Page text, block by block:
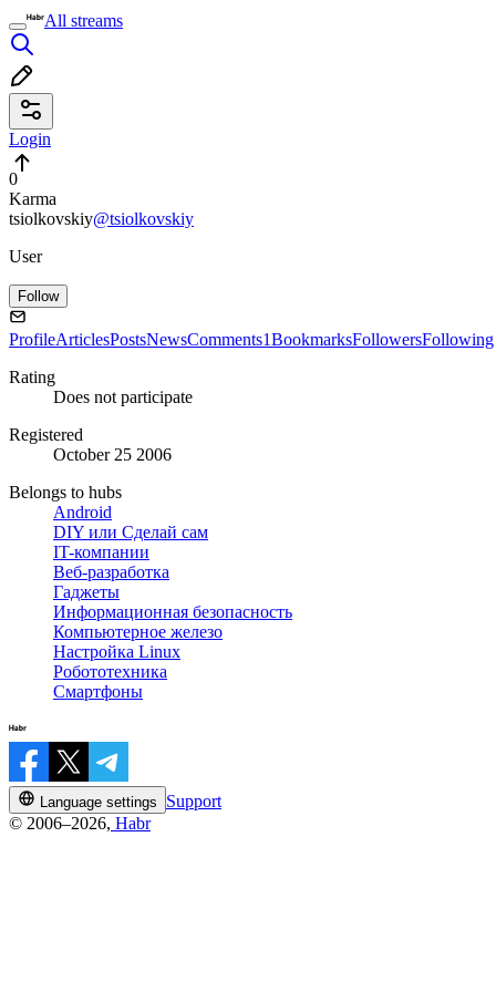
All streams
Login
0
Karma
tsiolkovskiy@tsiolkovskiy
User
Follow
ProfileArticlesPostsNewsComments1BookmarksFollowersFollowing
Rating
Does not participate
Registered
October 25 2006
Belongs to hubs
Android
DIY или Сделай сам
IT-компании
Веб-разработка
Гаджеты
Информационная безопасность
Компьютерное железо
Настройка Linux
Робототехника
Смартфоны
Language settings
Support
© 2006–2026, Habr